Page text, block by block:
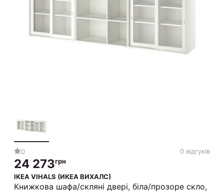
0 0 відгуків
24 273грн
IKEA VIHALS (ИКЕА ВИХАЛС)
Книжкова шафа/скляні двері, біла/прозоре скло,